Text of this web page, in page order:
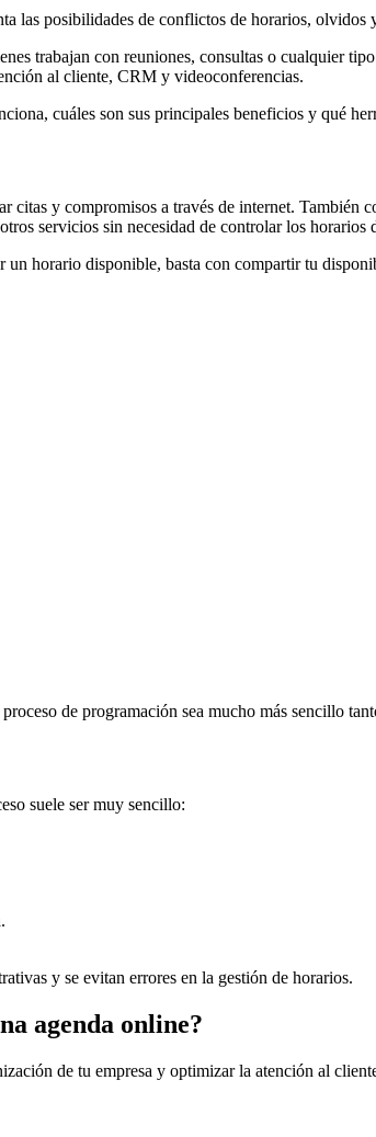
las posibilidades de conflictos de horarios, olvidos
trabajan con reuniones, consultas o cualquier
al cliente, CRM y videoconferencias.
cuáles son sus principales beneficios y qué
citas y compromisos a través de internet. También
servicios sin necesidad de controlar los horarios
un horario disponible, basta con compartir tu
de programación sea mucho más sencillo
suele ser muy sencillo:
y se evitan errores en la gestión de horarios.
agenda online?
de tu empresa y optimizar la atención al